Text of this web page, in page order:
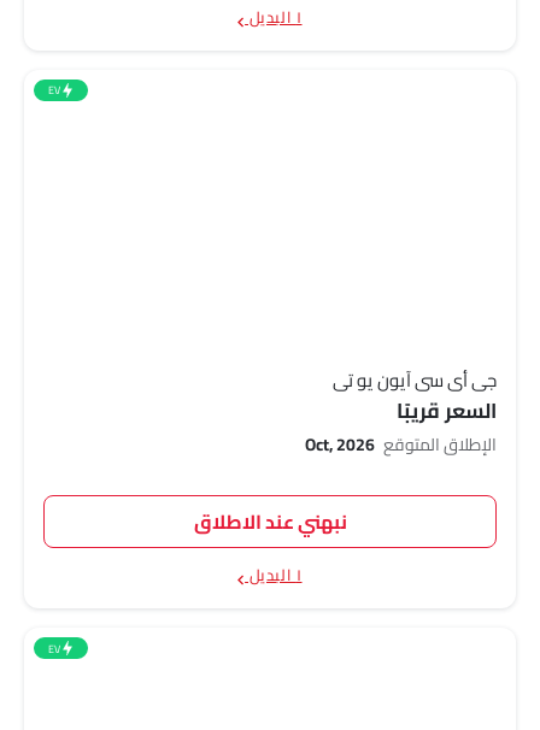
١ البديل
EV
جي أي سي آيون يو تي
السعر قريبًا
الإطلاق المتوقع Oct, 2026
نبهني عند الاطلاق
١ البديل
EV